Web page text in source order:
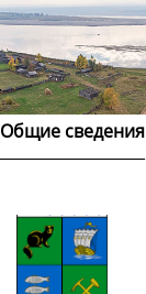
Общие сведения